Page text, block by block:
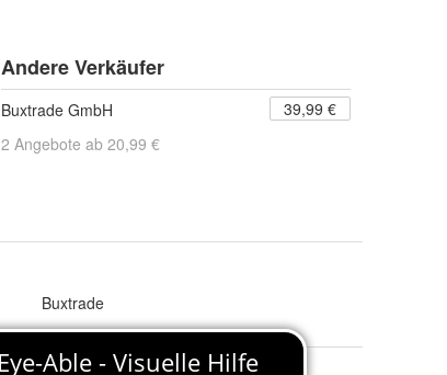
Andere Verkäufer
Buxtrade GmbH
39,99 €
2 Angebote ab 20,99 €
Buxtrade